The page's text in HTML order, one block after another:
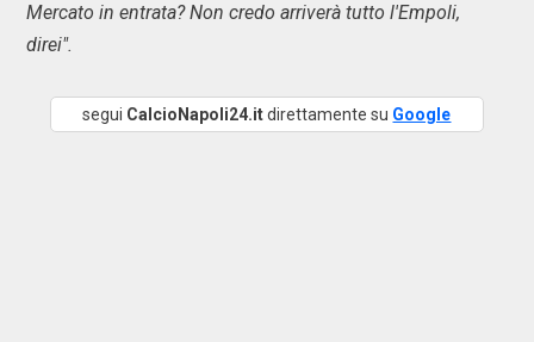
Mercato in entrata? Non credo arriverà tutto l'Empoli,
direi".
segui CalcioNapoli24.itdirettamente su Google